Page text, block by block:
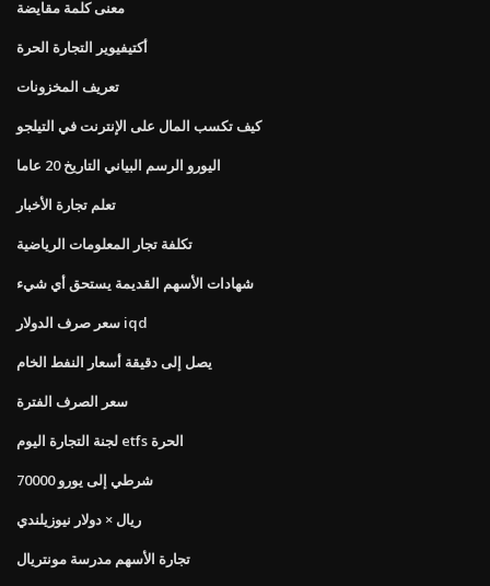
معنى كلمة مقايضة
أكتيفيوير التجارة الحرة
تعريف المخزونات
كيف تكسب المال على الإنترنت في التيلجو
اليورو الرسم البياني التاريخ 20 عاما
تعلم تجارة الأخبار
تكلفة تجار المعلومات الرياضية
شهادات الأسهم القديمة يستحق أي شيء
سعر صرف الدولار iqd
يصل إلى دقيقة أسعار النفط الخام
سعر الصرف الفترة
لجنة التجارة اليوم etfs الحرة
70000 شرطي إلى يورو
ريال × دولار نيوزيلندي
تجارة الأسهم مدرسة مونتريال